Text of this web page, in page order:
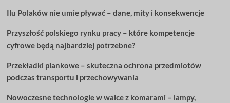
Ilu Polaków nie umie pływać – dane, mity i konsekwencje
Przyszłość polskiego rynku pracy – które kompetencje
cyfrowe będą najbardziej potrzebne?
Przekładki piankowe – skuteczna ochrona przedmiotów
podczas transportu i przechowywania
Nowoczesne technologie w walce z komarami – lampy,